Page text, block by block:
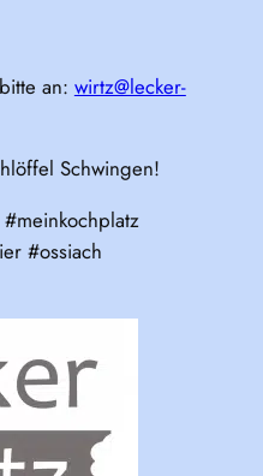
an: wirtz@lecker-
Schwingen!
#ossiach